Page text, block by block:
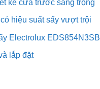
kế cửa trước sang trọng
hiệu suất sấy vượt trội
Electrolux EDS854N3SB
lắp đặt